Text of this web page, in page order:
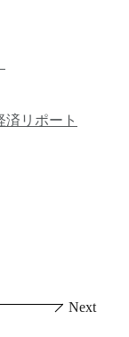
リポート
Next